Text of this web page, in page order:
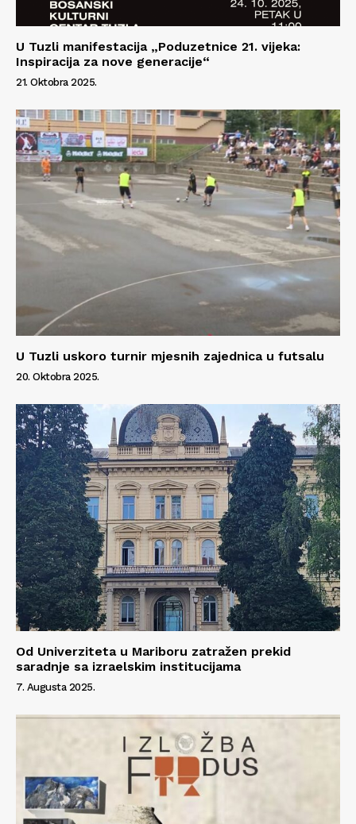
U Tuzli manifestacija „Poduzetnice 21. vijeka:
Inspiracija za nove generacije“
21. Oktobra 2025.
U Tuzli uskoro turnir mjesnih zajednica u futsalu
20. Oktobra 2025.
Od Univerziteta u Mariboru zatražen prekid
saradnje sa izraelskim institucijama
7. Augusta 2025.